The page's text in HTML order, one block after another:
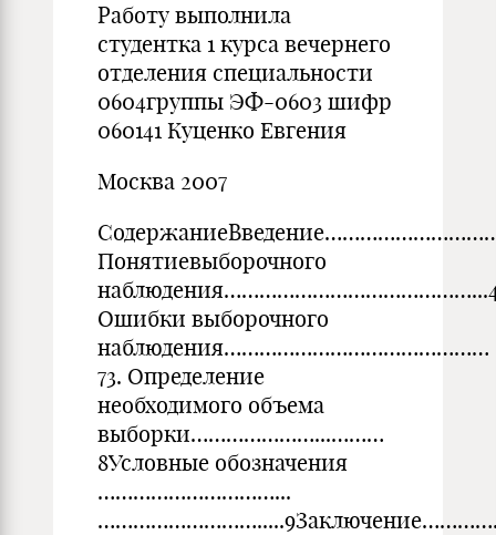
Работу выполнила
студентка 1 курса вечернего
отделения специальности
0604группы ЭФ-0603 шифр
060141 Куценко Евгения
Москва 2007
Понятиевыборочного
Ошибки выборочного
наблюдения………………………………………
73. Определение
необходимого объема
выборки…………………...………
8Условные обозначения
…………………………...